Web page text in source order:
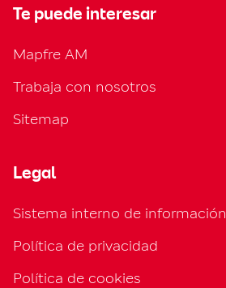
Te puede interesar
Mapfre AM
Trabaja con nosotros
Sitemap
Legal
Sistema interno de información
Política de privacidad
Política de cookies